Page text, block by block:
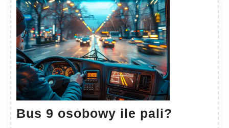
Bus 9 osobowy ile pali?